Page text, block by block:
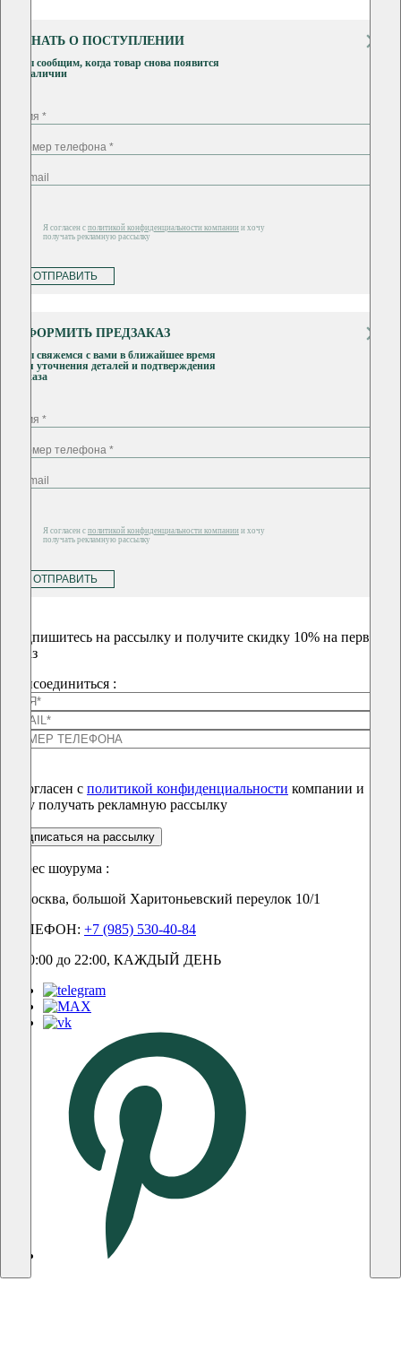
УЗНАТЬ О ПОСТУПЛЕНИИ
Мы сообщим, когда товар снова появится
в наличии
Я согласен с политикой конфиденциальности компании и хочу
получать рекламную рассылку
ОТПРАВИТЬ
ОФОРМИТЬ ПРЕДЗАКАЗ
Мы свяжемся с вами в ближайшее время
для уточнения деталей и подтверждения
заказа
Я согласен с политикой конфиденциальности компании и хочу
получать рекламную рассылку
ОТПРАВИТЬ
Подпишитесь на рассылку и получите скидку 10% на первый
заказ
Присоединиться :
Я согласен с политикой конфиденциальности компании и
хочу получать рекламную рассылку
подписаться на рассылку
Адрес шоурума :
г. Москва, большой Харитоньевский переулок 10/1
ТЕЛЕФОН: +7 (985) 530-40-84
С 10:00 до 22:00, КАЖДЫЙ ДЕНЬ